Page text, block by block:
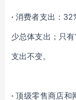
·消费者支出：
少总体支出；只
支出不变。
·顶级零售商店和